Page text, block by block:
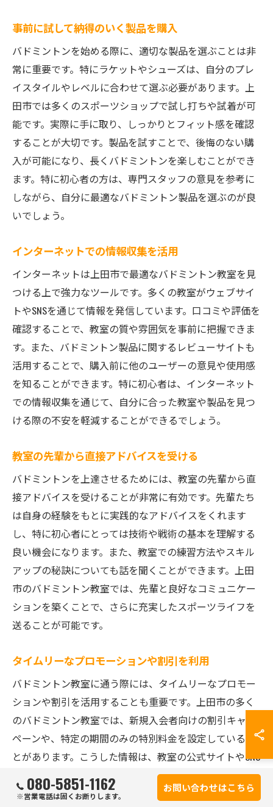
事前に試して納得のいく製品を購入
バドミントンを始める際に、適切な製品を選ぶことは非
常に重要です。特にラケットやシューズは、自分のプレ
イスタイルやレベルに合わせて選ぶ必要があります。上
田市では多くのスポーツショップで試し打ちや試着が可
能です。実際に手に取り、しっかりとフィット感を確認
することが大切です。製品を試すことで、後悔のない購
入が可能になり、長くバドミントンを楽しむことができ
ます。特に初心者の方は、専門スタッフの意見を参考に
しながら、自分に最適なバドミントン製品を選ぶのが良
いでしょう。
インターネットでの情報収集を活用
インターネットは上田市で最適なバドミントン教室を見
つける上で強力なツールです。多くの教室がウェブサイ
トやSNSを通じて情報を発信しています。口コミや評価を
確認することで、教室の質や雰囲気を事前に把握できま
す。また、バドミントン製品に関するレビューサイトも
活用することで、購入前に他のユーザーの意見や使用感
を知ることができます。特に初心者は、インターネット
での情報収集を通じて、自分に合った教室や製品を見つ
ける際の不安を軽減することができるでしょう。
教室の先輩から直接アドバイスを受ける
バドミントンを上達させるためには、教室の先輩から直
接アドバイスを受けることが非常に有効です。先輩たち
は自身の経験をもとに実践的なアドバイスをくれます
し、特に初心者にとっては技術や戦術の基本を理解する
良い機会になります。また、教室での練習方法やスキル
アップの秘訣についても話を聞くことができます。上田
市のバドミントン教室では、先輩と良好なコミュニケー
ションを築くことで、さらに充実したスポーツライフを
送ることが可能です。
タイムリーなプロモーションや割引を利用
バドミントン教室に通う際には、タイムリーなプロモー
ションや割引を活用することも重要です。上田市の多く
のバドミントン教室では、新規入会者向けの割引キャン
ペーンや、特定の期間のみの特別料金を設定しているこ
とがあります。こうした情報は、教室の公式サイトやSNS
を定期的にチェックすることで得ることができます。予
算を抑えつつ質の高いレッスンを受けるためには、こう
080-5851-1162
※営業電話は固くお断りします。
お問い合わせはこちら